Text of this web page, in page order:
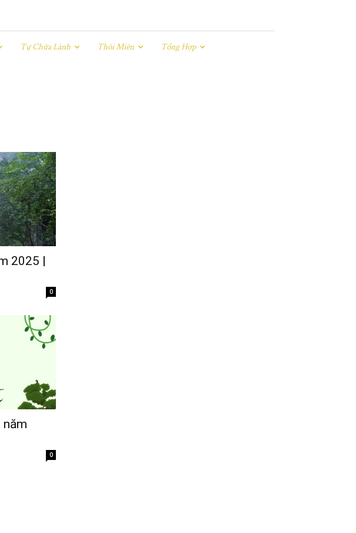
Tự Chữa Lành Thôi Miên Tổng Hợp
2025 |
0
năm
0